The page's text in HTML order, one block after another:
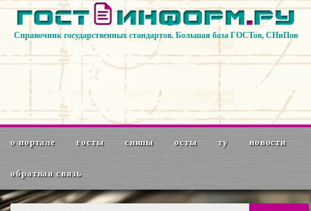
Справочник государственных стандартов. Большая база ГОСТов, СНиПов
о портале госты снипы осты ту новости
обратная связь